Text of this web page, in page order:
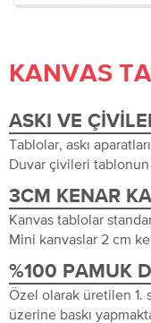
KANVAS
ASKI VE
Tablolar, askı
Duvar çivileri tablonun
3CM KENAR
Kanvas tablolar
Mini kanvaslar 2 cm
%100 PAMUK
Özel olarak üretilen 1.
üzerine baskı